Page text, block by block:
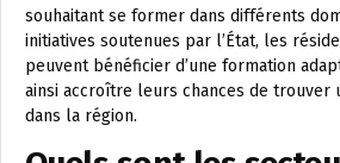
souhaitant se former dans différents
initiatives soutenues par l’État, les
peuvent bénéficier d’une formation
ainsi accroître leurs chances de trouver
dans la région.